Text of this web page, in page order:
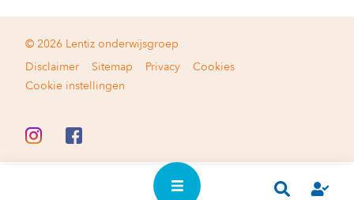
© 2026 Lentiz onderwijsgroep
Disclaimer
Sitemap Privacy
Cookies
Cookie instellingen